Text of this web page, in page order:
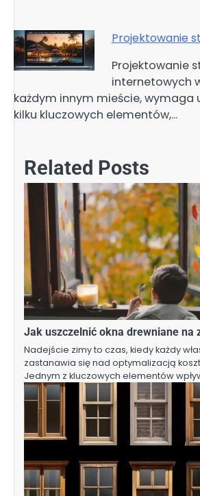
Projektowanie
Projektowanie
internetowych
każdym innym mieście, wymaga
kilku kluczowych elementów,…
Related Posts
Jak uszczelnić okna drewniane na
Nadejście zimy to czas, kiedy każdy
zastanawia się nad optymalizacją
Jednym z kluczowych elementów